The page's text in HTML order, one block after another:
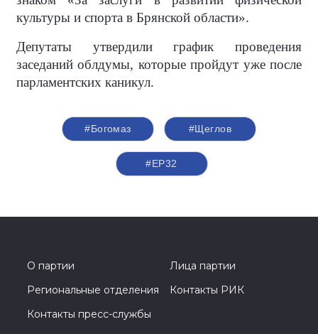
культуры и спорта в Брянской области».
Депутаты утвердили график проведения
заседаний облдумы, которые пройдут уже после
парламентских каникул.
#Богомаз #Щеглов
#ЕР32
О партии
Лица партии
Региональные отделения
Контакты РИК
Контакты пресс-службы